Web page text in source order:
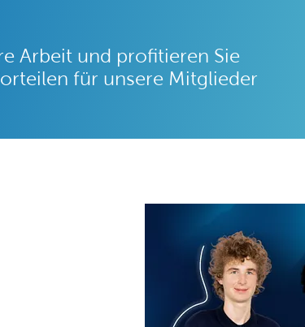
Arbeit und profitieren Sie
für unsere Mitglieder